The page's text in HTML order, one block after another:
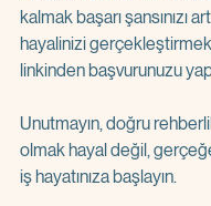
kalmak başarı şansınızı
hayalinizi
linkinden başvurunuzu
Unutmayın, doğru
olmak hayal değil,
iş hayatınıza başlayın.